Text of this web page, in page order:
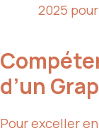
2025
d’un
Pour exceller